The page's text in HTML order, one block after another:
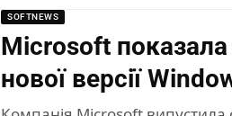
SOFTNEWS
Microsoft
нової версії